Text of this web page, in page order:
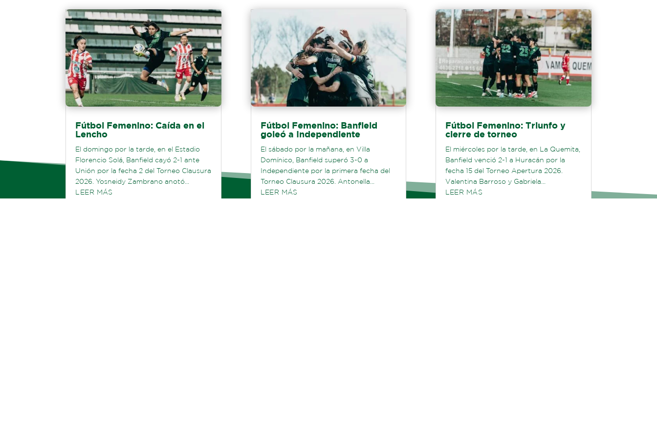
Fútbol Femenino: Caída en el
Lencho
El domingo por la tarde, en el Estadio
Florencio Solá, Banfield cayó 2-1 ante
Unión por la fecha 2 del Torneo Clausura
2026. Yosneidy Zambrano anotó...
LEER MÁS
Fútbol Femenino: Banfield
goleó a Independiente
El sábado por la mañana, en Villa
Domínico, Banfield superó 3-0 a
Independiente por la primera fecha del
Torneo Clausura 2026. Antonella...
LEER MÁS
Fútbol Femenino: Triunfo y
cierre de torneo
El miércoles por la tarde, en La Quemita,
Banfield venció 2-1 a Huracán por la
fecha 15 del Torneo Apertura 2026.
Valentina Barroso y Gabriela...
LEER MÁS